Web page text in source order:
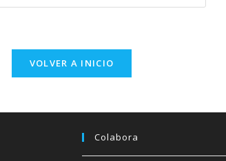
VOLVER A INICIO
Colabora